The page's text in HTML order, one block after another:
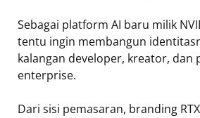
Sebagai platform AI baru milik
tentu ingin membangun
kalangan developer, kreator, dan
enterprise.
Dari sisi pemasaran, branding